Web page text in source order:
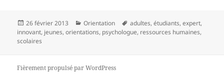
Publié
le
26 février 2013 Catégories
Orientation
Mots-
clés
adultes,étudiants,expert,
innovant, jeunes,orientations, psychologue, ressources humaines,
scolaires
Fièrement propulsé par WordPress